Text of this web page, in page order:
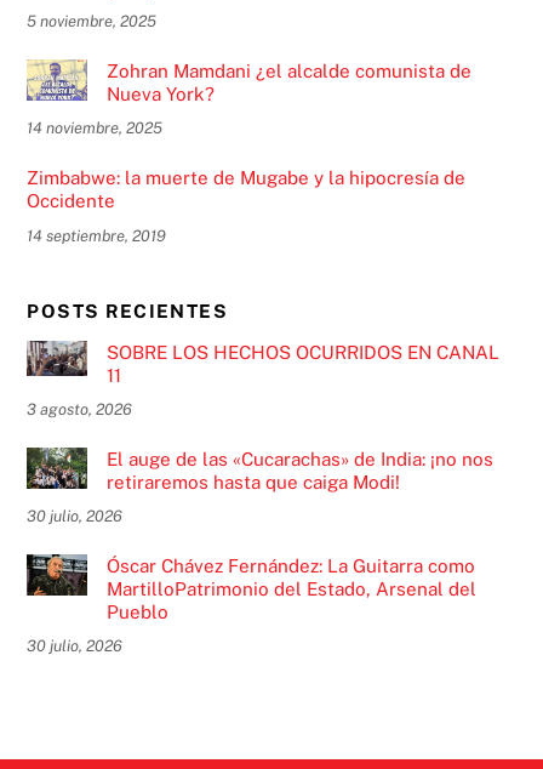
5 noviembre, 2025
Zohran Mamdani ¿el alcalde comunista de
Nueva York?
14 noviembre, 2025
Zimbabwe: la muerte de Mugabe y la hipocresía de
Occidente
14 septiembre, 2019
POSTS RECIENTES
SOBRE LOS HECHOS OCURRIDOS EN CANAL
11
3 agosto, 2026
El auge de las «Cucarachas» de India: ¡no nos
retiraremos hasta que caiga Modi!
30 julio, 2026
Óscar Chávez Fernández: La Guitarra como
MartilloPatrimonio del Estado, Arsenal del
Pueblo
30 julio, 2026